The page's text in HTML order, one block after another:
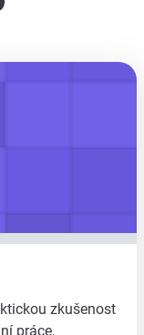
курса
zkušenost
práce,